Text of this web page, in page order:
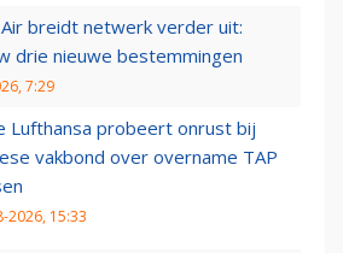
Air breidt netwerk verder uit:
drie nieuwe bestemmingen
7:29
Lufthansa probeert onrust bij
vakbond over overname TAP
2026, 15:33